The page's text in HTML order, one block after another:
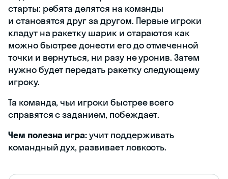
старты: ребята делятся на команды
и становятся друг за другом. Первые игроки
кладут на ракетку шарик и стараются как
можно быстрее донести его до отмеченной
точки и вернуться, ни разу не уронив. Затем
нужно будет передать ракетку следующему
игроку.
Та команда, чьи игроки быстрее всего
справятся с заданием, побеждает.
Чем полезна игра:учит поддерживать
командный дух, развивает ловкость.